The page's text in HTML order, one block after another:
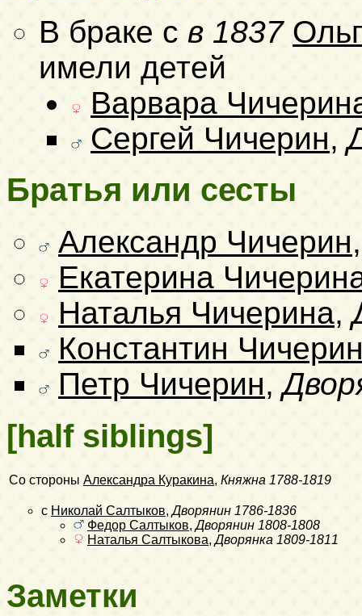
В браке с в 1837
имели детей
Варвара
Сергей Чичерин,
Братья или сесты
Александр Чичерин
Екатерина
Наталья Чичерина,
Константин
Петр Чичерин,
[half siblings]
Со стороны Александра Куракина, Княжна 1788-1819
с Николай Салтыков,Дворянин 1786-1836
Федор Салтыков,Дворянин 1808-1808
Наталья Салтыкова,Дворянка 1809-1811
Заметки